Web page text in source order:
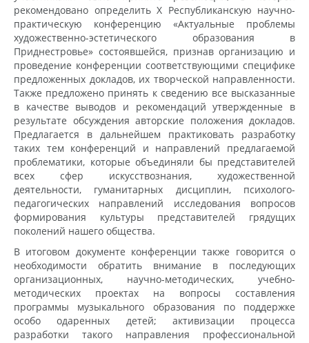
рекомендовано определить X Республиканскую научно-
практическую конференцию «Актуальные проблемы
художественно-эстетического образования в
Приднестровье» состоявшейся, признав организацию и
проведение конференции соответствующими специфике
предложенных докладов, их творческой направленности.
Также предложено принять к сведению все высказанные
в качестве выводов и рекомендаций утвержденные в
результате обсуждения авторские положения докладов.
Предлагается в дальнейшем практиковать разработку
таких тем конференций и направлений предлагаемой
проблематики, которые объединяли бы представителей
всех сфер искусствознания, художественной
деятельности, гуманитарных дисциплин, психолого-
педагогических направлений исследования вопросов
формирования культуры представителей грядущих
поколений нашего общества.
В итоговом документе конференции также говорится о
необходимости обратить внимание в последующих
организационных, научно-методических, учебно-
методических проектах на вопросы составления
программы музыкального образования по поддержке
особо одаренных детей; активизации процесса
разработки такого направления профессиональной